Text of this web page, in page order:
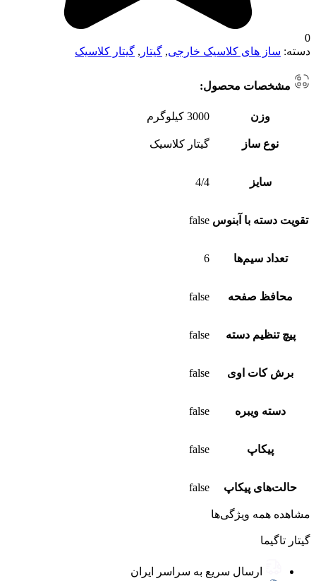
0
دسته: ساز های کلاسیک خارجی, گیتار , گیتار کلاسیک
مشخصات محصول:
وزن 3000 کیلوگرم
نوع ساز گیتار کلاسیک
سایز 4/4
تقویت دسته با آبنوس false
تعداد سیم‌ها 6
محافظ صفحه false
پیچ تنظیم دسته false
برش کات‌ اوی false
دسته ویبره false
پیکاپ false
حالت‌های پیکاپ false
مشاهده همه ویژگی‌ها
گیتار تاگیما
ارسال سریع به سراسر ایران